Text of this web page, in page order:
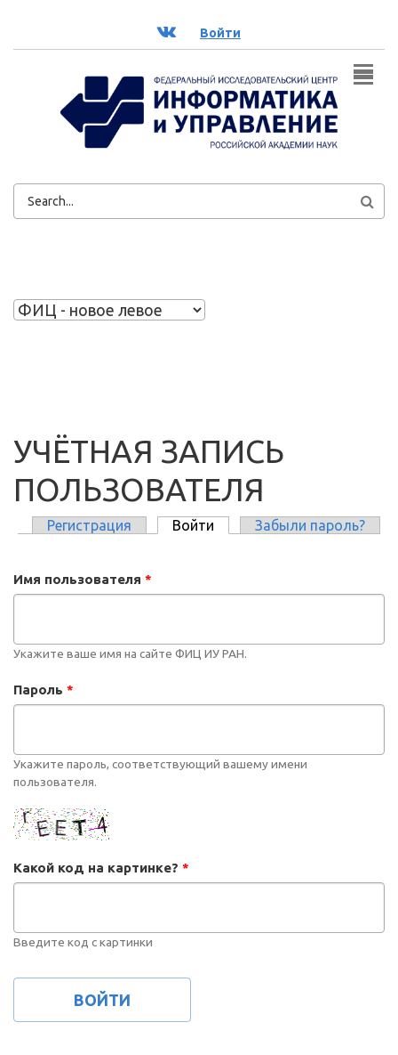
ВК Войти
ФОРМА
УЧЁТНАЯ ЗАПИСЬ
ПОЛЬЗОВАТЕЛЯ
Регистрация Войти (активная вкладка)
Забыли пароль?
Имя пользователя *
Укажите ваше имя на сайте ФИЦ ИУ РАН.
Пароль *
Укажите пароль, соответствующий вашему имени
пользователя.
Какой код на картинке? *
Введите код с картинки